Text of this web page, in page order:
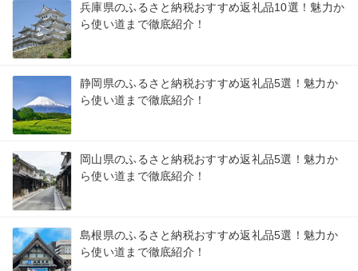
兵庫県のふるさと納税おすすめ返礼品10選！魅力か
ら使い道まで徹底紹介！
静岡県のふるさと納税おすすめ返礼品5選！魅力か
ら使い道まで徹底紹介！
岡山県のふるさと納税おすすめ返礼品5選！魅力か
ら使い道まで徹底紹介！
島根県のふるさと納税おすすめ返礼品5選！魅力か
ら使い道まで徹底紹介！